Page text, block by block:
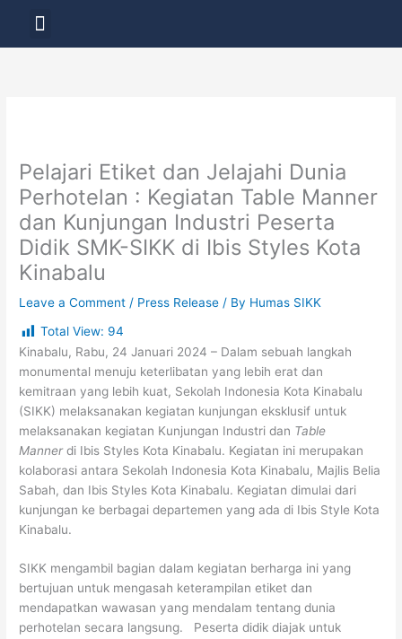
content
Menu
Pelajari Etiket dan Jelajahi Dunia
Perhotelan : Kegiatan Table Manner
dan Kunjungan Industri Peserta
Didik SMK-SIKK di Ibis Styles Kota
Kinabalu
Leave a Comment / Press Release / By Humas SIKK
Total View: 94
Kinabalu, Rabu, 24 Januari 2024 – Dalam sebuah langkah
monumental menuju keterlibatan yang lebih erat dan
kemitraan yang lebih kuat, Sekolah Indonesia Kota Kinabalu
(SIKK) melaksanakan kegiatan kunjungan eksklusif untuk
melaksanakan kegiatan Kunjungan Industri dan Table
Mannerdi Ibis Styles Kota Kinabalu. Kegiatan ini merupakan
kolaborasi antara Sekolah Indonesia Kota Kinabalu, Majlis Belia
Sabah, dan Ibis Styles Kota Kinabalu. Kegiatan dimulai dari
kunjungan ke berbagai departemen yang ada di Ibis Style Kota
Kinabalu.
SIKK mengambil bagian dalam kegiatan berharga ini yang
bertujuan untuk mengasah keterampilan etiket dan
mendapatkan wawasan yang mendalam tentang dunia
perhotelan secara langsung. Peserta didik diajak untuk